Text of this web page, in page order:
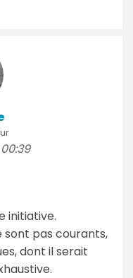
initiative.
sont pas courants,
dont il serait